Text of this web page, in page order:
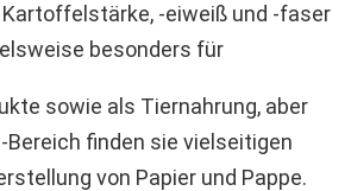
-eiweiß und -faser
besonders für
sowie als Tiernahrung, aber
Bereich finden sie vielseitigen
von Papier und Pappe.